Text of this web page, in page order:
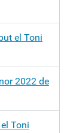
el Toni
2022 de
Toni